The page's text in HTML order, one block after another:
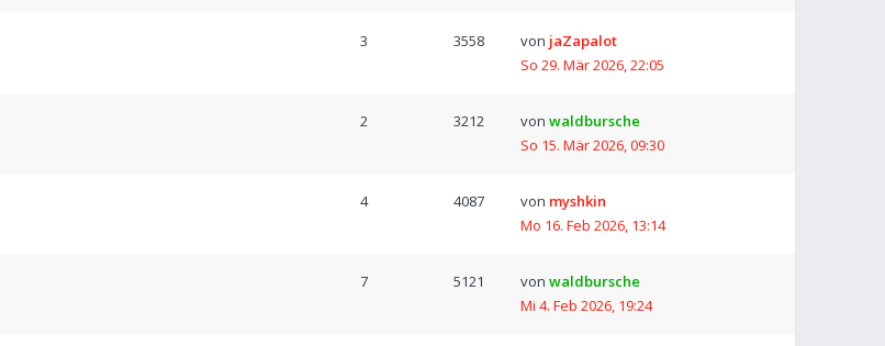
3 3558 von jaZapalot
So 29. Mär 2026, 22:05
2 3212 von waldbursche
So 15. Mär 2026, 09:30
4 4087 von myshkin
Mo 16. Feb 2026, 13:14
7 5121 von waldbursche
Mi 4. Feb 2026, 19:24